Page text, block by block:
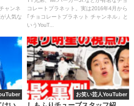
ていきましょう！
キン パンチングマシーン
ャンネ
人気な
コレートプラネット。実は2016年4月から
｢チョコレートプラネット チャンネル」と
いうYouT...
お笑い芸人YouTuber